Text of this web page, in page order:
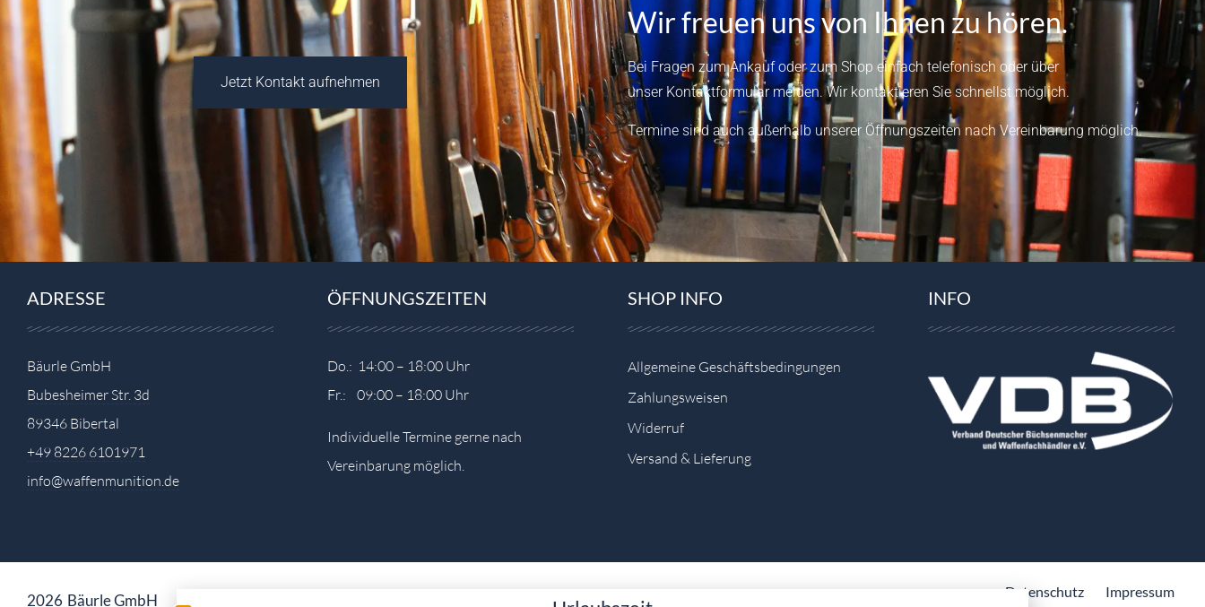
Jetzt Kontakt aufnehmen
Wir freuen uns von Ihnen zu hören.
Bei Fragen zum Ankauf oder zum Shop einfach telefonisch oder über
unser Kontaktformularmelden.Wir kontaktieren Sie schnellst möglich.
Termine sind auch außerhalb unserer Öffnungszeiten nach Vereinbarung möglich.
ADRESSE
Bäurle GmbH
Bubesheimer Str. 3d
89346 Bibertal
+49 8226 6101971
info@waffenmunition.de
ÖFFNUNGSZEITEN
Do.: 14:00 – 18:00 Uhr
Fr.: 09:00 – 18:00 Uhr
Individuelle Termine gerne nach
Vereinbarung möglich.
SHOP INFO
Allgemeine Geschäftsbedingungen
Zahlungsweisen
Widerruf
Versand & Lieferung
INFO
2026 Bäurle GmbH Datenschutz Impressum